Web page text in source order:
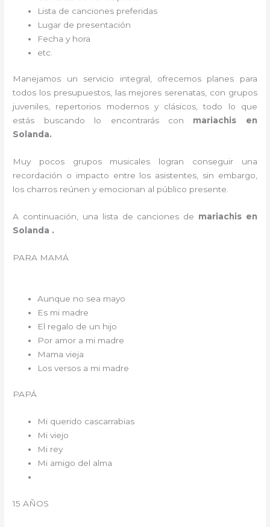
Lista de canciones preferidas
Lugar de presentación
Fecha y hora
etc.
Manejamos un servicio integral, ofrecemos planes para
todos los presupuestos, las mejores serenatas, con grupos
juveniles, repertorios modernos y clásicos, todo lo que
estás buscando lo encontrarás con mariachis en
Solanda.
Muy pocos grupos musicales logran conseguir una
recordación o impacto entre los asistentes, sin embargo,
los charros reúnen y emocionan al público presente.
A continuación, una lista de canciones de mariachis en
Solanda .
PARA MAMÁ
Aunque no sea mayo
Es mi madre
El regalo de un hijo
Por amor a mi madre
Mama vieja
Los versos a mi madre
PAPÁ
Mi querido cascarrabias
Mi viejo
Mi rey
Mi amigo del alma
15 AÑOS